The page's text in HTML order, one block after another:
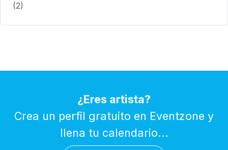
(2)
¿Eres artista?
Crea un perfil gratuito en Eventzone y
llena tu calendario...